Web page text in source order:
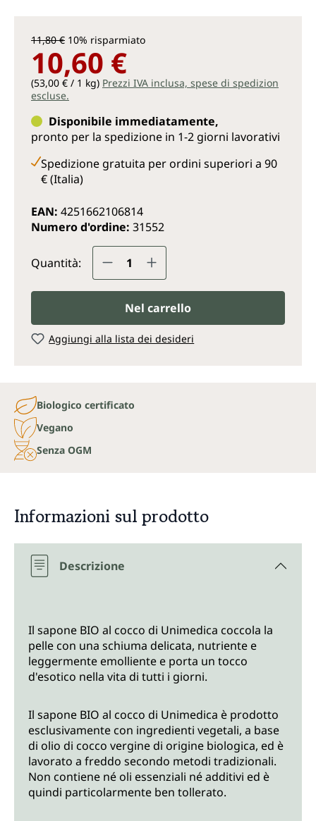
11,80 € 10% risparmiato
10,60 €
(53,00 € / 1 kg) Prezzi IVA inclusa, spese di spedizion
escluse.
Disponibile immediatamente,
pronto per la spedizione in 1-2 giorni lavorativi
Spedizione gratuita per ordini superiori a 90
€ (Italia)
EAN: 4251662106814
Numero d'ordine: 31552
Quantità: Quantità del prodotto:
Nel carrello
Aggiungi alla lista dei desideri
Biologico certificato
Vegano
Senza OGM
Informazioni sul prodotto
Descrizione
Il sapone BIO al cocco di Unimedica coccola la
pelle con una schiuma delicata, nutriente e
leggermente emolliente e porta un tocco
d'esotico nella vita di tutti i giorni.
Il sapone BIO al cocco di Unimedica è prodotto
esclusivamente con ingredienti vegetali, a base
di olio di cocco vergine di origine biologica, ed è
lavorato a freddo secondo metodi tradizionali.
Non contiene né oli essenziali né additivi ed è
quindi particolarmente ben tollerato.